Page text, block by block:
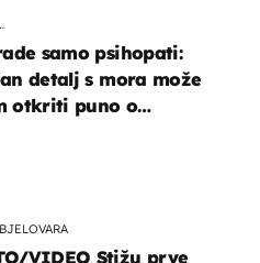
VIDEO Stižu prve
samo psihopati:
detalj s mora može
otkriti puno o